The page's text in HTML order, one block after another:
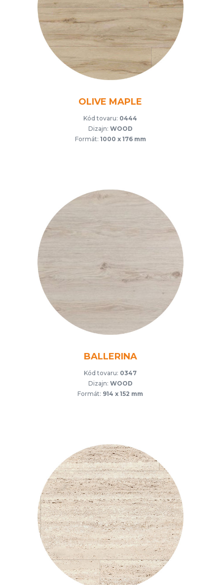
OLIVE MAPLE
Kód tovaru: 0444
Dizajn: WOOD
Formát: 1000 x 176 mm
BALLERINA
Kód tovaru: 0347
Dizajn: WOOD
Formát: 914 x 152 mm